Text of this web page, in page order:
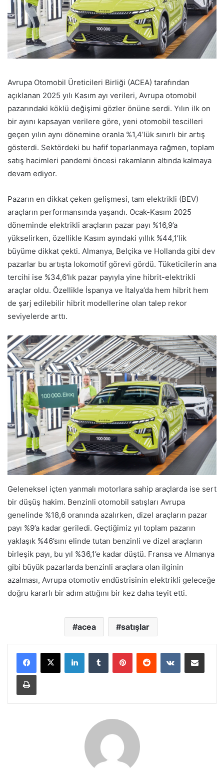
Avrupa Otomobil Üreticileri Birliği (ACEA) tarafından
açıklanan 2025 yılı Kasım ayı verileri, Avrupa otomobil
pazarındaki köklü değişimi gözler önüne serdi. Yılın ilk on
bir ayını kapsayan verilere göre, yeni otomobil tescilleri
geçen yılın aynı dönemine oranla %1,4’lük sınırlı bir artış
gösterdi. Sektördeki bu hafif toparlanmaya rağmen, toplam
satış hacimleri pandemi öncesi rakamların altında kalmaya
devam ediyor.
Pazarın en dikkat çeken gelişmesi, tam elektrikli (BEV)
araçların performansında yaşandı. Ocak-Kasım 2025
döneminde elektrikli araçların pazar payı %16,9’a
yükselirken, özellikle Kasım ayındaki yıllık %44,1’lik
büyüme dikkat çekti. Almanya, Belçika ve Hollanda gibi dev
pazarlar bu artışta lokomotif görevi gördü. Tüketicilerin ana
tercihi ise %34,6’lık pazar payıyla yine hibrit-elektrikli
araçlar oldu. Özellikle İspanya ve İtalya’da hem hibrit hem
de şarj edilebilir hibrit modellerine olan talep rekor
seviyelerde arttı.
Geleneksel içten yanmalı motorlara sahip araçlarda ise sert
bir düşüş hakim. Benzinli otomobil satışları Avrupa
genelinde %18,6 oranında azalırken, dizel araçların pazar
payı %9’a kadar geriledi. Geçtiğimiz yıl toplam pazarın
yaklaşık %46’sını elinde tutan benzinli ve dizel araçların
birleşik payı, bu yıl %36,1’e kadar düştü. Fransa ve Almanya
gibi büyük pazarlarda benzinli araçlara olan ilginin
azalması, Avrupa otomotiv endüstrisinin elektrikli geleceğe
doğru kararlı bir adım attığını bir kez daha teyit etti.
acea satışlar
LinkedInTumblr PinterestReddit VKontakteE-Posta ile paylaş
Yazdır